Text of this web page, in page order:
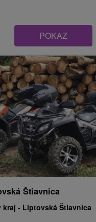
POKAZ
Štiavnica
kraj - Liptovská Štiavnica